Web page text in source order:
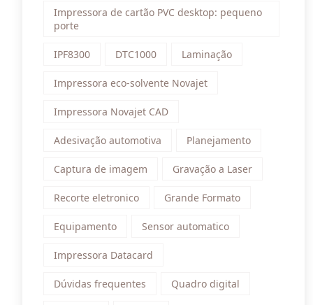
Impressora de cartão PVC desktop: pequeno
porte
IPF8300 DTC1000 Laminação
Impressora eco-solvente Novajet
Impressora Novajet CAD
Adesivação automotiva Planejamento
Captura de imagem Gravação a Laser
Recorte eletronico Grande Formato
Equipamento Sensor automatico
Impressora Datacard
Dúvidas frequentes Quadro digital